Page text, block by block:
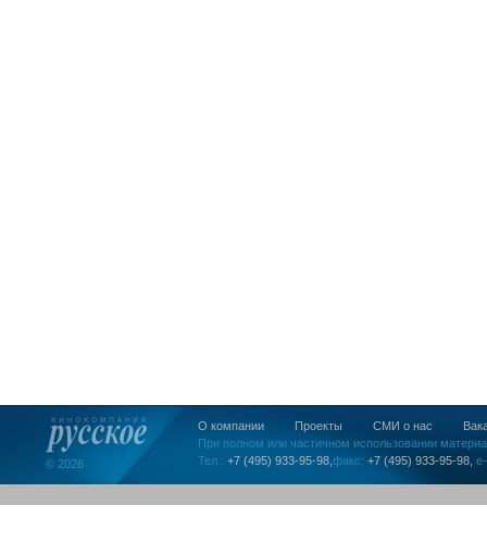
© 2026
О компании Проекты СМИ о нас
При полном или частичном использовании
Тел.: +7 (495) 933-95-98, факс: +7 (495) 933-95-98,